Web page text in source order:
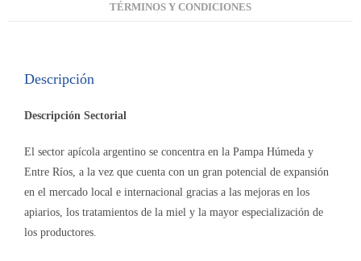
TÉRMINOS Y CONDICIONES
Descripción
Descripción Sectorial
El sector apícola argentino se concentra en la Pampa Húmeda y
Entre Ríos, a la vez que cuenta con un gran potencial de expansión
en el mercado local e internacional gracias a las mejoras en los
apiarios, los tratamientos de la miel y la mayor especialización de
los productores.